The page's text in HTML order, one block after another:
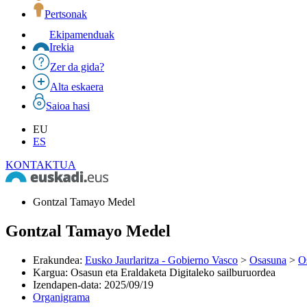
Pertsonak
Ekipamenduak
Irekia
Zer da gida?
Alta eskaera
Saioa hasi
EU
ES
KONTAKTUA
Gontzal Tamayo Medel
Gontzal Tamayo Medel
Erakundea: Eusko Jaurlaritza - Gobierno Vasco > Osasuna >
Kargua: Osasun eta Eraldaketa Digitaleko sailburuordea
Izendapen-data: 2025/09/19
Organigrama